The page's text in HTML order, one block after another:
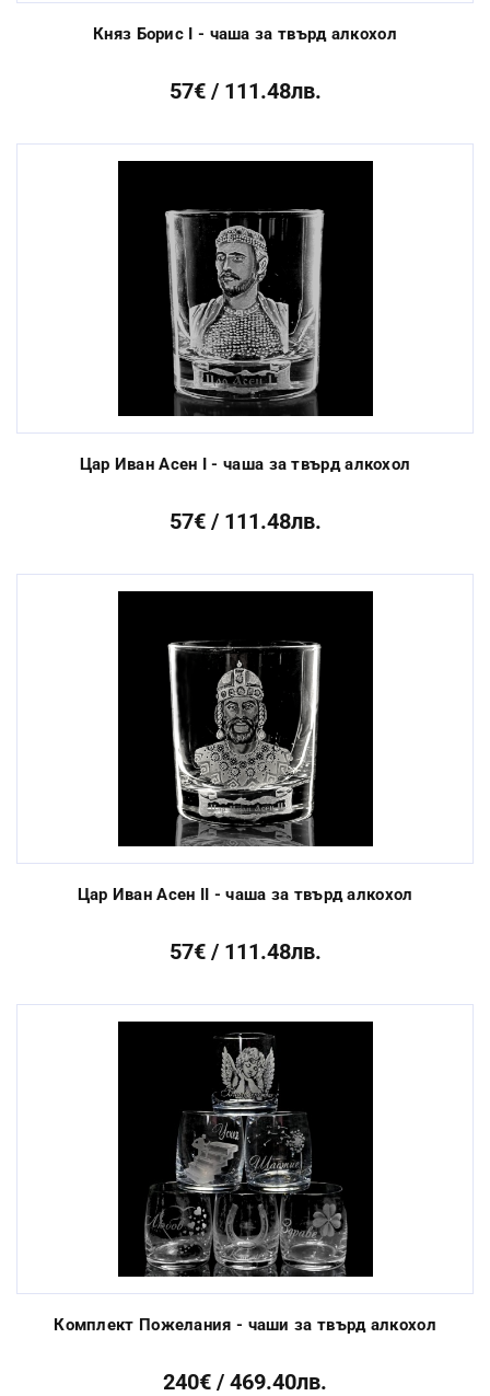
Княз Борис I - чаша за твърд алкохол
57€ / 111.48лв.
Цар Иван Асен I - чаша за твърд алкохол
57€ / 111.48лв.
Цар Иван Асен II - чаша за твърд алкохол
57€ / 111.48лв.
Комплект Пожелания - чаши за твърд алкохол
240€ / 469.40лв.